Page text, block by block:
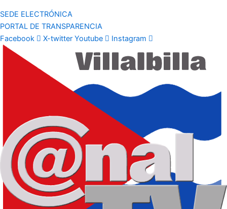
SEDE ELECTRÓNICA
PORTAL DE TRANSPARENCIA
Facebook
X-twitter Youtube Instagram